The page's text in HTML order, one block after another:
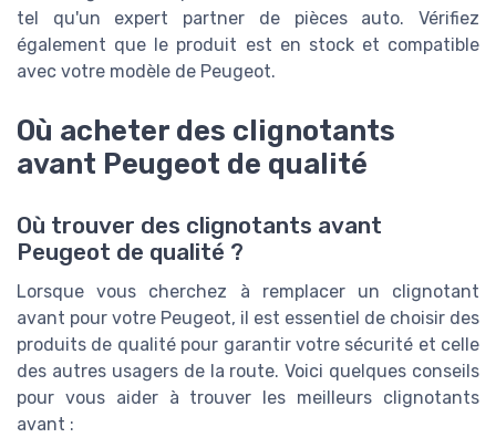
tel qu'un expert partner de pièces auto. Vérifiez
également que le produit est en stock et compatible
avec votre modèle de Peugeot.
Où acheter des clignotants
avant Peugeot de qualité
Où trouver des clignotants avant
Peugeot de qualité ?
Lorsque vous cherchez à remplacer un clignotant
avant pour votre Peugeot, il est essentiel de choisir des
produits de qualité pour garantir votre sécurité et celle
des autres usagers de la route. Voici quelques conseils
pour vous aider à trouver les meilleurs clignotants
avant :